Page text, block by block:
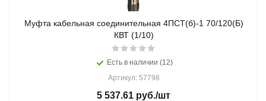
Муфта кабельная соединительная 4ПСТ(б)-1 70/120(Б)
КВТ (1/10)
Есть в наличии (12)
Артикул: 57798
5 537.61 руб./шт